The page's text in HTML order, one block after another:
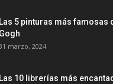
Las 5 pinturas más famosas
Gogh
marzo, 2024
Las 10 librerías más